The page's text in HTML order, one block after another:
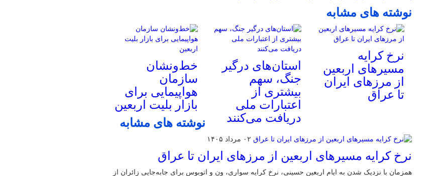
نوشته های مشابه
نرخ کرایه
مسیرهای اربعین
از مرزهای ایران
تا عراق
استان‌های درگیر
جنگ، سهم
بیشتری از
اعتبارات ملی
دریافت می‌کنند
خط‌ونشان
سازمان
هواپیمایی برای
بازار بلیت اربعین
نوشته های مشابه
۰۲ مرداد ۱۴۰۵
نرخ کرایه مسیرهای اربعین از مرزهای ایران تا عراق
همزمان با نزدیک شدن به ایام اربعین حسینی، نرخ کرایه سواری، ون و اتوبوس برای جابه‌جایی زائران از